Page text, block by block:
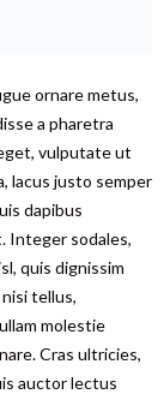
ornare metus,
a pharetra
vulputate ut
lacus justo semper
dapibus
Integer sodales,
quis dignissim
tellus,
molestie
Cras ultricies,
auctor lectus